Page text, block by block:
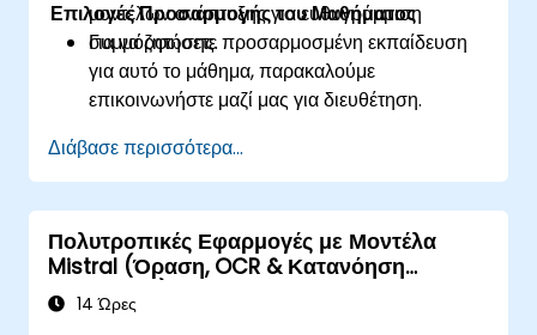
μοντέλων ανάπτυξης για ευθυγράμμιση
συμμόρφωσης.
Επιλογές Προσαρμογής του Μαθήματος
Για να ζητήσετε προσαρμοσμένη εκπαίδευση
για αυτό το μάθημα, παρακαλούμε
επικοινωνήστε μαζί μας για διευθέτηση.
Διάβασε περισσότερα...
Πολυτροπικές Εφαρμογές με Μοντέλα
Mistral (Όραση, OCR & Κατανόηση
Εγγράφων)
14 Ώρες